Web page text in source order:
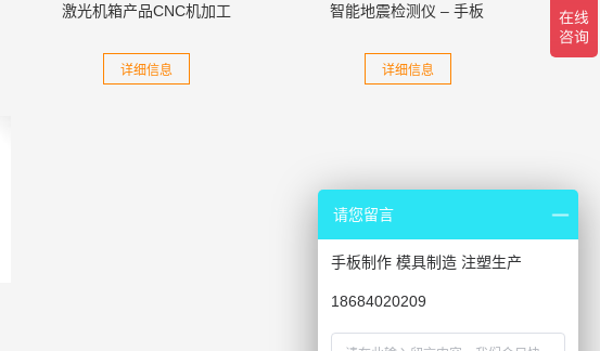
激光机箱产品CNC机加工
详细信息
智能地震检测仪 – 手板
详细信息
请您留言
手板制作 模具制造 注塑生产
18684020209